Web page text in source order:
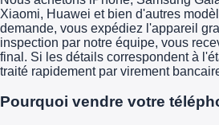
Xiaomi, Huawei et bien d'autres
demande, vous expédiez l'appareil
inspection par notre équipe, vous
final. Si les détails correspondent à
traité rapidement par virement
Pourquoi vendre votre